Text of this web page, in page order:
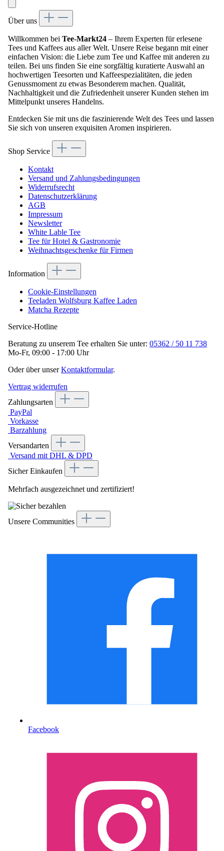
Über uns
Willkommen bei Tee-Markt24 – Ihrem Experten für erlesene
Tees und Kaffees aus aller Welt. Unsere Reise begann mit einer
einfachen Vision: die Liebe zum Tee und Kaffee mit anderen zu
teilen. Bei uns finden Sie eine sorgfältig kuratierte Auswahl an
hochwertigen Teesorten und Kaffeespezialitäten, die jeden
Genussmoment zu etwas Besonderem machen. Qualität,
Nachhaltigkeit und die Zufriedenheit unserer Kunden stehen im
Mittelpunkt unseres Handelns.
Entdecken Sie mit uns die faszinierende Welt des Tees und lassen
Sie sich von unseren exquisiten Aromen inspirieren.
Shop Service
Kontakt
Versand und Zahlungsbedingungen
Widerrufsrecht
Datenschutzerklärung
AGB
Impressum
Newsletter
White Lable Tee
Tee für Hotel & Gastronomie
Weihnachtsgeschenke für Firmen
Information
Cookie-Einstellungen
Teeladen Wolfsburg Kaffee Laden
Matcha Rezepte
Service-Hotline
Beratung zu unserem Tee erhalten Sie unter: 05362 / 50 11 738
Mo-Fr, 09:00 - 17:00 Uhr
Oder über unserKontaktformular.
Vertrag widerrufen
Zahlungsarten
PayPal
Vorkasse
Barzahlung
Versandarten
Versand mit DHL & DPD
Sicher Einkaufen
Mehrfach ausgezeichnet und zertifiziert!
Unsere Communities
Facebook